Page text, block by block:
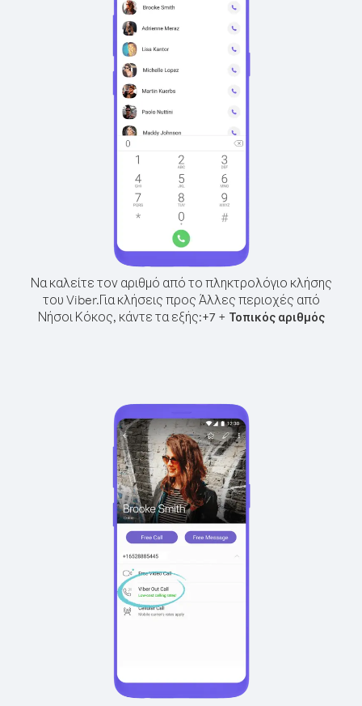
Να καλείτε τον αριθμό από το πληκτρολόγιο κλήσης
του Viber.Για κλήσεις προς Άλλες περιοχές από
Νήσοι Κόκος, κάντε τα εξής:+7+ Τοπικός αριθμός